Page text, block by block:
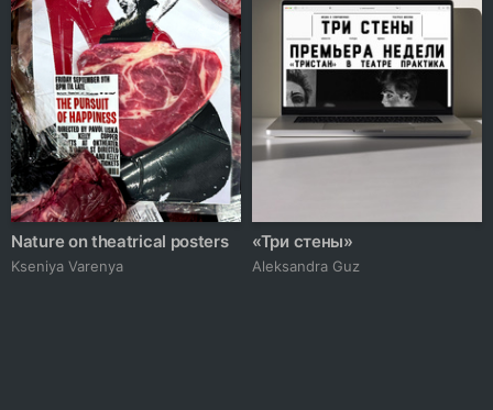
Nature on theatrical posters
Kseniya Varenya
«Три стены»
Aleksandra Guz